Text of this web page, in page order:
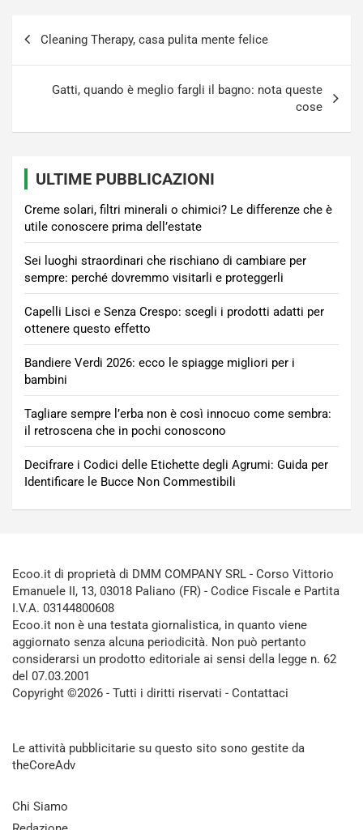
Cleaning Therapy, casa pulita mente felice
Gatti, quando è meglio fargli il bagno: nota queste
cose
ULTIME PUBBLICAZIONI
Creme solari, filtri minerali o chimici? Le differenze che è
utile conoscere prima dell’estate
Sei luoghi straordinari che rischiano di cambiare per
sempre: perché dovremmo visitarli e proteggerli
Capelli Lisci e Senza Crespo: scegli i prodotti adatti per
ottenere questo effetto
Bandiere Verdi 2026: ecco le spiagge migliori per i
bambini
Tagliare sempre l’erba non è così innocuo come sembra:
il retroscena che in pochi conoscono
Decifrare i Codici delle Etichette degli Agrumi: Guida per
Identificare le Bucce Non Commestibili
Ecoo.it di proprietà di DMM COMPANY SRL - Corso Vittorio
Emanuele II, 13, 03018 Paliano (FR) - Codice Fiscale e Partita
I.V.A. 03144800608
Ecoo.it non è una testata giornalistica, in quanto viene
aggiornato senza alcuna periodicità. Non può pertanto
considerarsi un prodotto editoriale ai sensi della legge n. 62
del 07.03.2001
Copyright ©2026 - Tutti i diritti riservati - Contattaci
Le attività pubblicitarie su questo sito sono gestite da
theCoreAdv
Chi Siamo